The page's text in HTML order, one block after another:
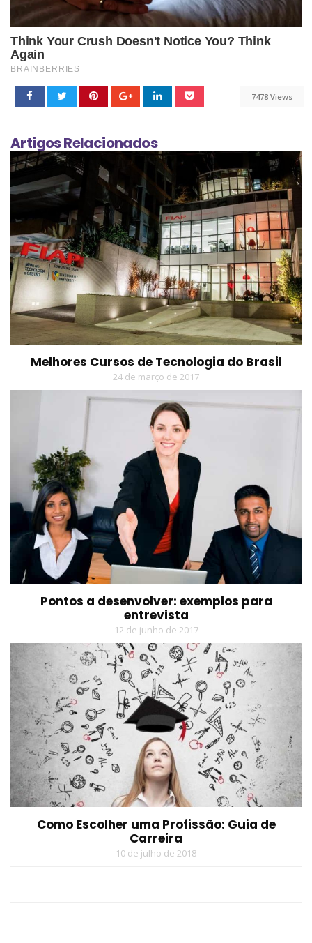
7478 Views
Artigos Relacionados
Melhores Cursos de Tecnologia do Brasil
24 de março de 2017
Pontos a desenvolver: exemplos para
entrevista
12 de junho de 2017
Como Escolher uma Profissão: Guia de
Carreira
10 de julho de 2018